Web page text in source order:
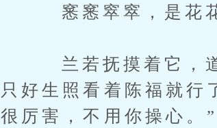
窸窸窣窣，是花花
兰若抚摸着它，道
只好生照看着陈福就
很厉害，不用你操心。”